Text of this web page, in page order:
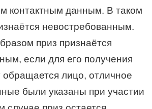
контактным данным. В таком
невостребованным.
приз признаётся
если для его получения
обращается лицо, отличное
были указаны при участии